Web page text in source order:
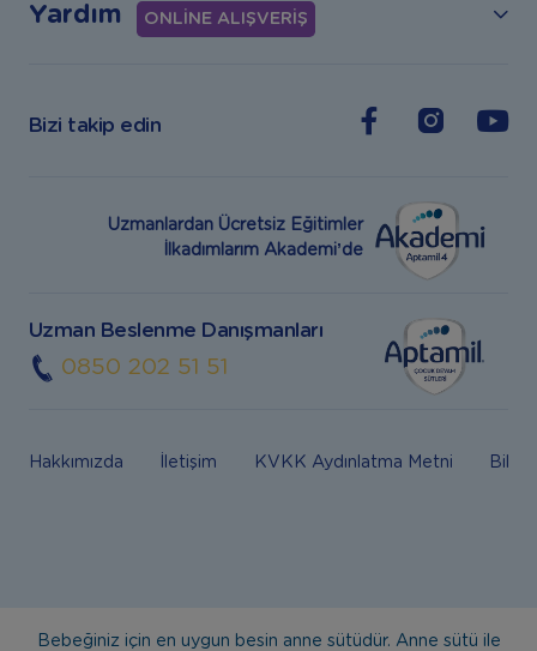
Yardım ONLİNE ALIŞVERİŞ
Bizi takip edin
Uzmanlardan Ücretsiz Eğitimler
İlkadımlarım Akademi’de
Uzman Beslenme Danışmanları
0850 202 51 51
Hakkımızda İletişim KVKK Aydınlatma Metni Bilgi
Bebeğiniz için en uygun besin anne sütüdür. Anne sütü ile